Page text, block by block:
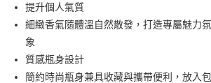
玉山商業銀行
台新國際商業銀行
中國信託
台灣樂天信用卡公司
Google Pay
大哥付你分期
提升個人氣質
細緻香氣隨體溫自然散發，打造專屬魅力
象
質感瓶身設計
簡約時尚瓶身兼具收藏與攜帶便利，放入